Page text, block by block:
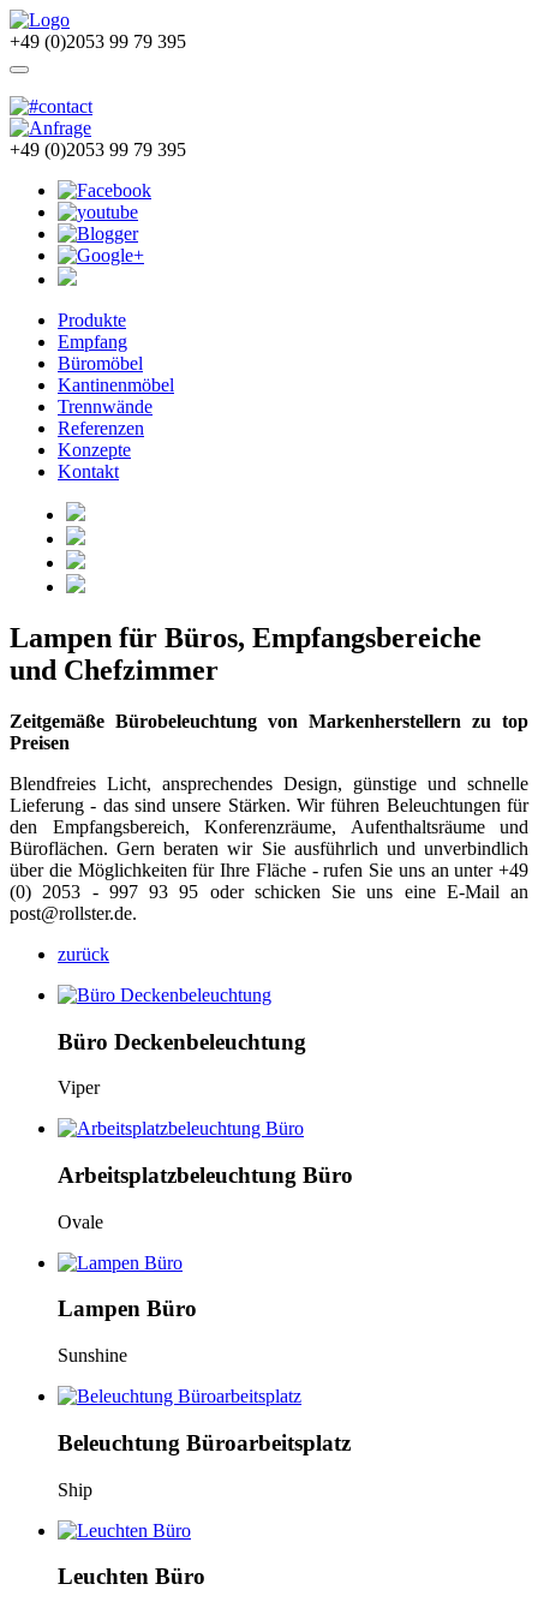
+49 (0)2053 99 79 395
+49 (0)2053 99 79 395
Produkte
Empfang
Büromöbel
Kantinenmöbel
Trennwände
Referenzen
Konzepte
Kontakt
Lampen für Büros, Empfangsbereiche
und Chefzimmer
Zeitgemäße Bürobeleuchtung von Markenherstellern zu top
Preisen
Blendfreies Licht, ansprechendes Design, günstige und schnelle
Lieferung - das sind unsere Stärken. Wir führen Beleuchtungen für
den Empfangsbereich, Konferenzräume, Aufenthaltsräume und
Büroflächen. Gern beraten wir Sie ausführlich und unverbindlich
über die Möglichkeiten für Ihre Fläche - rufen Sie uns an unter +49
(0) 2053 - 997 93 95 oder schicken Sie uns eine E-Mail an
post@rollster.de.
zurück
Büro Deckenbeleuchtung
Viper
Arbeitsplatzbeleuchtung Büro
Ovale
Lampen Büro
Sunshine
Beleuchtung Büroarbeitsplatz
Ship
Leuchten Büro